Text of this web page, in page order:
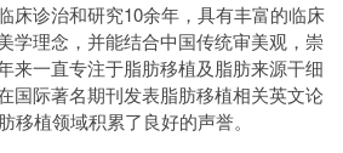
床诊治和研究10余年，具有丰富的临床
学理念，并能结合中国传统审美观，崇
来一直专注于脂肪移植及脂肪来源干细
国际著名期刊发表脂肪移植相关英文论
移植领域积累了良好的声誉。